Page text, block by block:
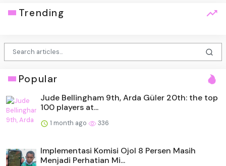
Trending
Popular
Jude Bellingham 9th, Arda Güler 20th: the top
100 players at...
1 month ago 336
Implementasi Komisi Ojol 8 Persen Masih
Menjadi Perhatian Mi...